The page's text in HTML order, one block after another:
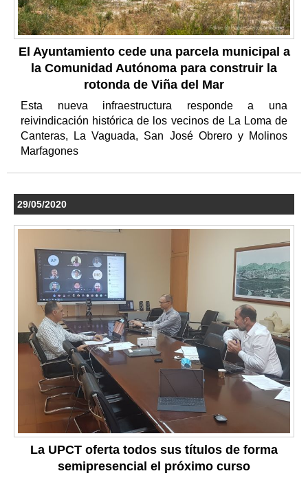
El Ayuntamiento cede una parcela municipal a
la Comunidad Autónoma para construir la
rotonda de Viña del Mar
Esta nueva infraestructura responde a una
reivindicación histórica de los vecinos de La Loma de
Canteras, La Vaguada, San José Obrero y Molinos
Marfagones
29/05/2020
La UPCT oferta todos sus títulos de forma
semipresencial el próximo curso